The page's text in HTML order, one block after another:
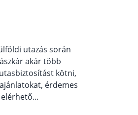
utazás során
akár több
kötni,
érdemes